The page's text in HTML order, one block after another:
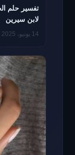
تفسير حلم
لابن سيرين
14 يونيو، 2025